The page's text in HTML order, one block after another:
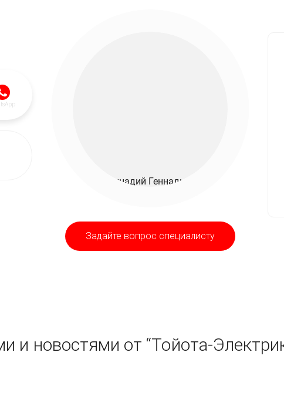
Задайте вопрос специалисту
и новостями от “Тойота-